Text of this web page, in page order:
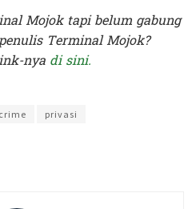
Mojok tapi belum gabung
Terminal Mojok?
nya di sini.
privasi